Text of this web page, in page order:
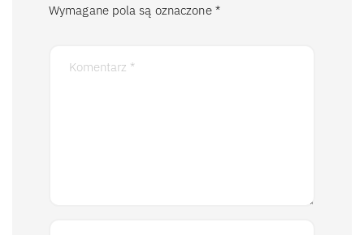
Wymagane pola są oznaczone *